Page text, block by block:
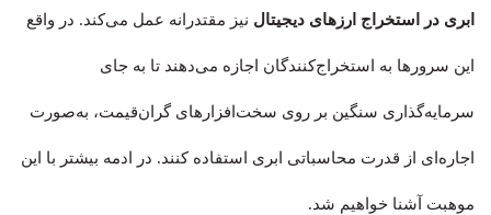
ابری در استخراج ارزهای دیجیتال نیز مقتدرانه عمل می‌کند. در واقع
این سرورها به استخراج‌کنندگان اجازه می‌دهند تا به جای
سرمایه‌گذاری سنگین بر روی سخت‌افزارهای گران‌قیمت، به‌صورت
اجاره‌ای از قدرت محاسباتی ابری استفاده کنند. در ادمه بیشتر با این
موهبت آشنا خواهیم شد.